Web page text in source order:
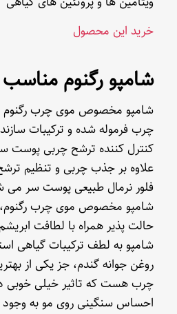
خرید این محصول
شامپو رگنوم
شامپو مخصوص موی چرب
چرب فرموله شده و ترکیبات
کنترل کننده ترشح چربی پوست
علاوه بر جذب چربی و تنظیم
فلور نرمال طبیعی پوست سر می
شامپو مخصوص موی چرب رگنوم،
حالت پذیر همراه با لطافت
شامپو به لطف ترکیبات گیاهی
روغن جوانه گندم، جز یکی از
چرب هست که تاثیر خیلی خوبی
احساس سنگینی روی مو به وجود